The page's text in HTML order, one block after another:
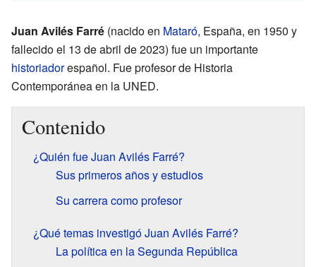
Juan Avilés Farré (nacido en Mataró, España, en 1950 y
fallecido el 13 de abril de 2023) fue un importante
historiadorespañol. Fue profesor de Historia
Contemporánea en la UNED.
Contenido
¿Quién fue Juan Avilés Farré?
Sus primeros años y estudios
Su carrera como profesor
¿Qué temas investigó Juan Avilés Farré?
La política en la Segunda República